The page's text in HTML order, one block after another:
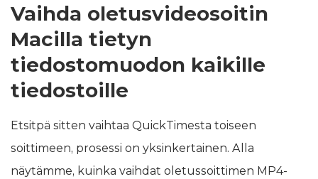
Vaihda oletusvideosoitin
Macilla tietyn
tiedostomuodon kaikille
tiedostoille
Etsitpä sitten vaihtaa QuickTimesta toiseen
soittimeen, prosessi on yksinkertainen. Alla
näytämme, kuinka vaihdat oletussoittimen MP4-